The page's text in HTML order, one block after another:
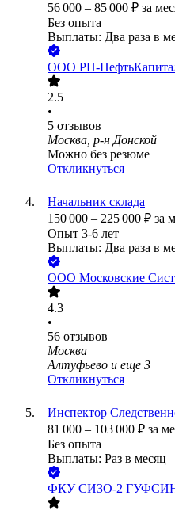
56 000 – 85 000 ₽ за
Без опыта
Выплаты: Два раза в
ООО РН-
2.5
•
5 отзывов
Москва, р-н Донской
Можно без резюме
Откликнуться
Начальник склада
150 000 – 225 000 ₽ за
Опыт 3-6 лет
Выплаты: Два раза в
ООО Московские
4.3
•
56 отзывов
Москва
Алтуфьево и еще 3
Откликнуться
Инспектор
81 000 – 103 000 ₽ за
Без опыта
Выплаты: Раз в месяц
ФКУ СИЗО-2 ГУФСИН